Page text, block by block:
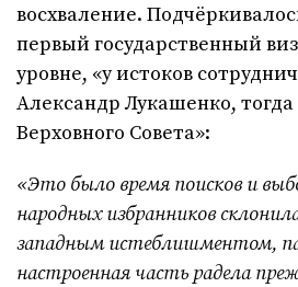
восхваление.
первый государственный
уровне, «у истоков
Александр Лукашенко,
Верховного Совета»:
«Это было время поисков и
народных избранников
западным истеблишментом,
настроенная часть радела